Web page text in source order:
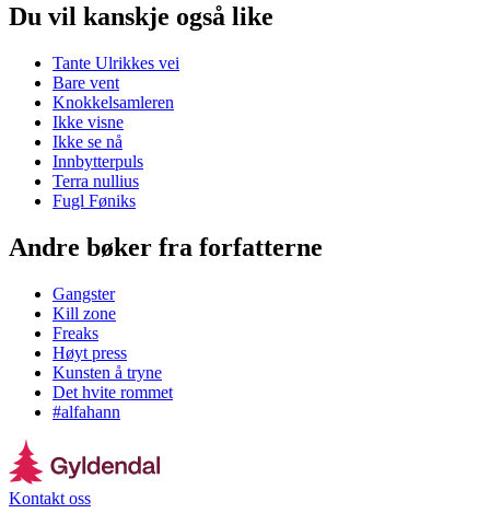
Du vil kanskje også like
Tante Ulrikkes vei
Bare vent
Knokkelsamleren
Ikke visne
Ikke se nå
Innbytterpuls
Terra nullius
Fugl Føniks
Andre bøker fra forfatterne
Gangster
Kill zone
Freaks
Høyt press
Kunsten å tryne
Det hvite rommet
#alfahann
Kontakt oss